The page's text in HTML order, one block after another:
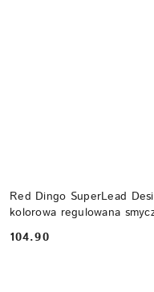
Red Dingo SuperLead
kolorowa regulowana
Cena:
104.90